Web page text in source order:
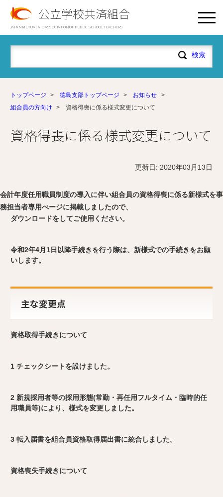
公立学校共済組合
JAPAN MUTUAL AID ASSOCIATION OF PUBLIC SCHOOL TEACHERS
トップページ > 徳島支部トップページ > お知らせ
>
組合員の方向け
> 資格得喪に係る様式変更について
資格得喪に係る様式変更について
更新日: 2020年03月13日
会計年度任用職員制度の導入に伴い組合員の資格得喪に係る新様式を事
務担当者専用ぺージに掲載しましたので、
ダウンロードをしてご使用ください。
令和2年4月1日以降手続きを行う際は、新様式での手続きをお願
いします。
主な変更点
資格取得手続きについて
1 チェックシートを設けました。
2 新規採用者等の採用形態(常勤・再任用フルタイム・臨時的任
用職員等)により、様式を変更しました。
3 転入届書を組合員資格取得届出書に統合しました。
資格喪失手続きについて